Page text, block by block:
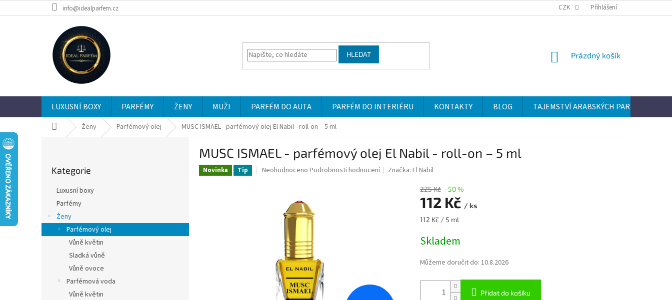
na
info@idealparfem.cz CZK Přihlášení
HLEDAT
NÁKUPNÍ
Prázdný košík
LUXUSNÍ BOXY PARFÉMY ŽENY MUŽI PARFÉM DO AUTA PARFÉM DO INTERIÉRU KONTAKTY BLOG TAJEMSTVÍ ARABSKÝCH PARFÉMŮ
Domů Ženy Parfémový olej MUSC ISMAEL - parfémový olej El Nabil - roll-on – 5 ml
kategorie
Kategorie
Luxusní boxy
Parfémy
Ženy
Parfémový olej
Vůně květin
Sladká vůně
Vůně ovoce
Parfémová voda
Vůně květin
MUSC ISMAEL - parfémový olej El Nabil - roll-on – 5 ml
Novinka Tip
Průměrné
hvězdiček.
Neohodnoceno Podrobnosti hodnocení Značka:El Nabil
225 Kč –50 %
112 Kč / ks
Měrná
112 Kč / 5 ml
Skladem
Můžeme doručit do: 10.8.2026
Přidat do košíku